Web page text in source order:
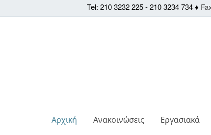
Tel: 210 3232 225 - 210 3234 734 ♦
Αρχική Ανακοινώσεις Εργασιακά